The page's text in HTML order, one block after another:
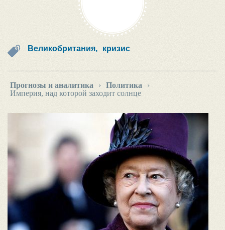
Великобритания, кризис
Прогнозы и аналитика › Политика
›
Империя, над которой заходит солнце